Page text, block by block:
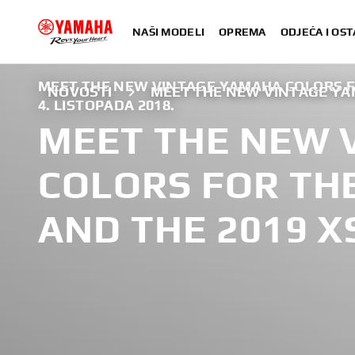
NAŠI MODELI OPREMA ODJEĆA I
NOVOSTI MEET THE NEW VINTAGE
MEET THE NEW VINTAGE YAMAHA COLORS
4. LISTOPADA 2018.
MEET THE NEW
COLORS FOR
AND THE 2019